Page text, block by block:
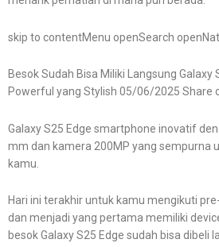
skip to contentMenu openSearch
Besok Sudah Bisa Miliki Langsung Galaxy
Powerful yang Stylish 05/06/2025 Share
Galaxy S25 Edge smartphone inovatif
mm dan kamera 200MP yang sempurna
kamu.
Hari ini terakhir untuk kamu mengikuti
dan menjadi yang pertama memiliki
besok Galaxy S25 Edge sudah bisa dibeli